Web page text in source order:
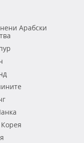
Арабски